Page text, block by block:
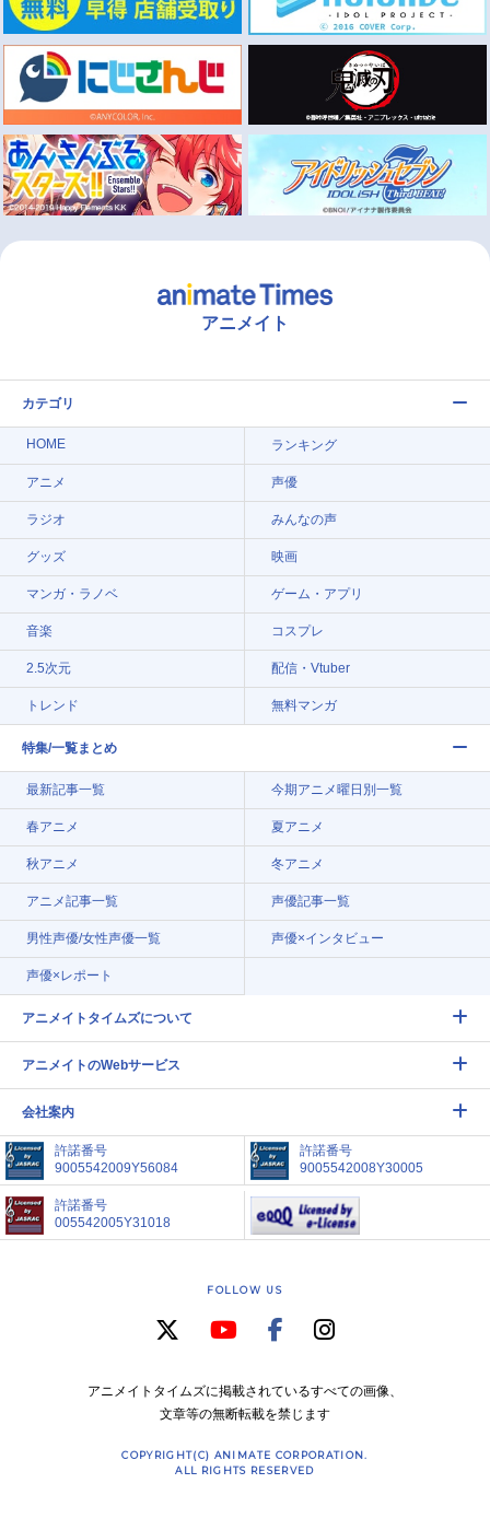
アニメイト
カテゴリ
HOME ランキング
アニメ 声優
ラジオ みんなの声
グッズ 映画
マンガ・ラノベ ゲーム・アプリ
音楽 コスプレ
2.5次元 配信・Vtuber
トレンド 無料マンガ
特集/一覧まとめ
最新記事一覧 今期アニメ曜日別一覧
春アニメ 夏アニメ
秋アニメ 冬アニメ
アニメ記事一覧 声優記事一覧
男性声優/女性声優一覧 声優×インタビュー
声優×レポート
アニメイトタイムズについて
アニメイトのWebサービス
会社案内
許諾番号
9005542009Y56084
許諾番号
9005542008Y30005
許諾番号
005542005Y31018
FOLLOW US
アニメイトタイムズに掲載されているすべての画像、
文章等の無断転載を禁じます
COPYRIGHT(C) ANIMATE CORPORATION.
ALL RIGHTS RESERVED